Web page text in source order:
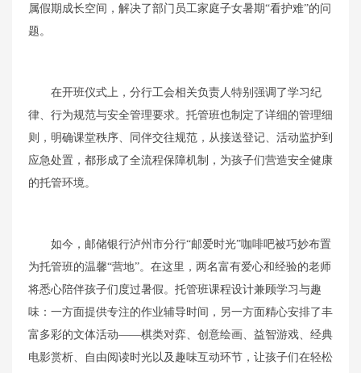
属假期成长空间，解决了部门员工家庭子女暑期“看护难”的问
题。
在开班仪式上，分行工会相关负责人特别强调了学习纪
律、行为规范与安全管理要求。托管班也制定了详细的管理细
则，明确课堂秩序、同伴交往规范，从接送登记、活动监护到
应急处置，都形成了全流程保障机制，为孩子们营造安全健康
的托管环境。
如今，邮储银行泸州市分行“邮爱时光”咖啡吧被巧妙布置
为托管班的温馨“营地”。在这里，两名富有爱心和经验的老师
将悉心陪伴孩子们度过暑假。托管班课程设计兼顾学习与趣
味：一方面提供专注的作业辅导时间，另一方面精心安排了丰
富多彩的文体活动——棋类对弈、创意绘画、益智游戏、经典
电影赏析、自由阅读时光以及趣味互动环节，让孩子们在轻松